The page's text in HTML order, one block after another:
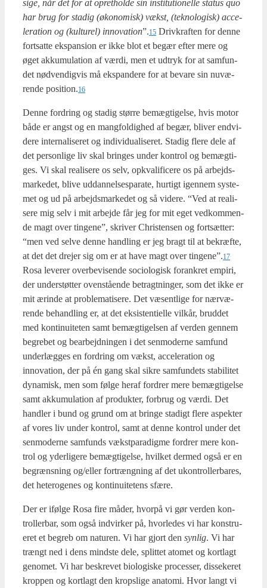
sige, når det for at opret­hol­de sin insti­tu­tio­nel­le sta­tus quo
har brug for sta­dig (øko­no­misk) vækst, (tek­no­lo­gisk) acce­
le­ra­tion og (kul­tu­rel) innova­tion”.15 Driv­kraf­ten for den­ne
fort­sat­te eks­pan­sion er ikke blot et begær efter mere og
øget akku­mu­la­tion af vær­di, men et udtryk for at sam­fun­
det nød­ven­dig­vis må eks­pan­de­re for at beva­re sin nuvæ­
ren­de position.16
Den­ne for­dring og sta­dig stør­re bemæg­ti­gel­se, hvis motor
både er angst og en mang­fol­dig­hed af begær, bli­ver end­vi­
de­re inter­na­li­se­ret og indi­vi­du­a­li­se­ret. Sta­dig fle­re dele af
det per­son­li­ge liv skal brin­ges under kon­trol og bemæg­ti­
ges. Vi skal rea­li­se­re os selv, opkva­li­fi­ce­re os på arbejds­
mar­ke­det, bli­ve uddan­nel­ses­pa­ra­te, hur­tigt igen­nem syste­
met og ud på arbejds­mar­ke­det og så vide­re. “Ved at rea­li­
se­re mig selv i mit arbej­de får jeg for mit eget ved­kom­men­
de magt over tin­ge­ne”, skri­ver Chri­sten­sen og fort­sæt­ter:
“men ved sel­ve den­ne hand­ling er jeg bragt til at bekræf­te,
at det det dre­jer sig om er at have magt over tingene”.17
Rosa leve­rer over­be­vi­sen­de socio­lo­gisk for­ank­ret empi­ri,
der under­støt­ter oven­stå­en­de betragt­nin­ger, som det ikke er
mit ærin­de at pro­ble­ma­ti­se­re. Det væsent­li­ge for nær­væ­
ren­de behand­ling er, at det eksi­sten­ti­el­le vil­kår, brud­det
med kon­ti­nu­i­te­ten samt bemæg­ti­gel­sen af ver­den gen­nem
begre­bet og bear­bejd­nin­gen i det sen­mo­der­ne sam­fund
under­læg­ges en for­dring om vækst, acce­le­ra­tion og
innova­tion, der på én gang skal sik­re sam­fun­dets sta­bi­li­tet
dyna­misk, men som føl­ge her­af for­drer mere bemæg­ti­gel­se
samt akku­mu­la­tion af pro­duk­ter, for­brug og vær­di. Det
hand­ler i bund og grund om at brin­ge sta­digt fle­re aspek­ter
af vores liv under kon­trol, samt at den­ne kon­trol under det
sen­mo­der­ne sam­funds vækst­pa­ra­dig­me for­drer mere kon­
trol og yder­li­ge­re bemæg­ti­gel­se, hvil­ket der­med også er en
begræns­ning og/eller fortræng­ning af det ukon­trol­ler­ba­res,
det hete­ro­ge­nes og kon­ti­nu­i­te­tens sfæ­re.
Der er iføl­ge Rosa fire måder, hvor­på vi gør ver­den kon­
trol­ler­bar, som også ind­vir­ker på, hvor­le­des vi har kon­stru­
e­ret et begreb om natu­ren. Vi har gjort den syn­lig. Vi har
trængt ned i dens mind­ste dele, split­tet ato­met og kort­lagt
geno­met. Vi har beskre­vet bio­lo­gi­ske pro­ces­ser, dis­se­ke­ret
krop­pen og kort­lagt den krops­li­ge ana­to­mi. Hvor langt vi